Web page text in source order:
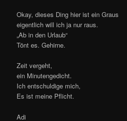
Okay, dieses Ding hier ist ein Graus
eigentlich will ich ja nur raus.
„Ab in den Urlaub“
Tönt es. Gehirne.
Zeit vergeht,
ein Minutengedicht.
Ich entschuldige mich,
Es ist meine Pflicht.
Adi